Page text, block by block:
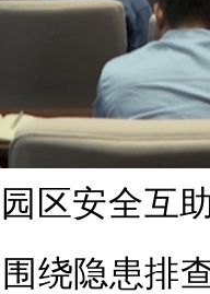
区安全互
绕隐患排